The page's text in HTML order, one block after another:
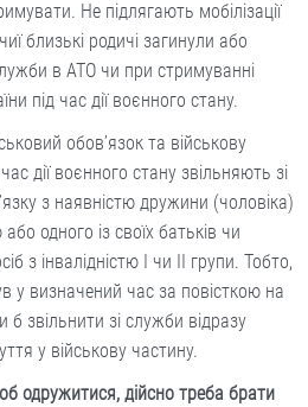
Не підлягають мобілізації
близькі родичі загинули або
в АТО чи при стримуванні
під час дії воєнного стану.
обов’язок та військову
дії воєнного стану звільняють зі
з наявністю дружини (чоловіка)
або одного із своїх батьків чи
з інвалідністю I чи II групи. Тобто,
у визначений час за повісткою на
б звільнити зі служби відразу
у військову частину.
одружитися, дійсно треба брати